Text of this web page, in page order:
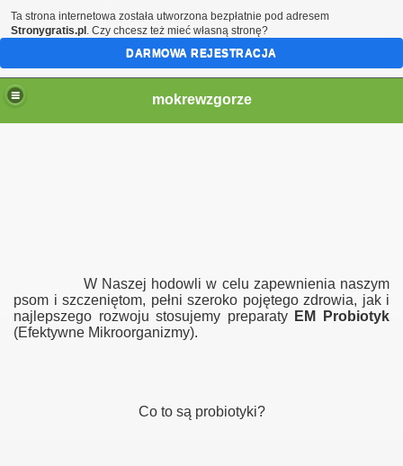
mokrewzgorze
W Naszej hodowli w celu zapewnienia naszym
psom i szczeniętom, pełni szeroko pojętego zdrowia, jak i
najlepszego rozwoju stosujemy preparaty EM Probiotyk
(Efektywne Mikroorganizmy).
Co to są probiotyki?
Ta strona internetowa została utworzona bezpłatnie pod adresem
Stronygratis.pl . Czy chcesz też mieć własną stronę?
DARMOWA REJESTRACJA